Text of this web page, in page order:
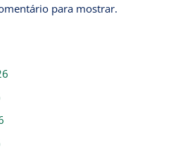
para mostrar.